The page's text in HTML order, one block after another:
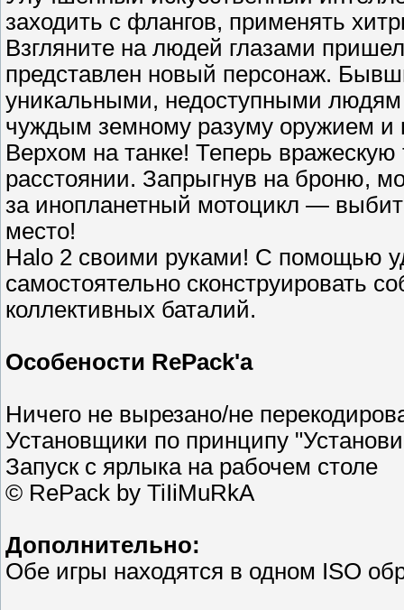
заходить с флангов, применять
Взгляните на людей глазами
представлен новый персонаж.
уникальными, недоступными людям
чуждым земному разуму оружием и
Верхом на танке! Теперь вражескую
расстоянии. Запрыгнув на броню,
за инопланетный мотоцикл —
место!
Halo 2 своими руками! С помощью
самостоятельно сконструировать
коллективных баталий.
Особености RePack'a
Ничего не вырезано/не
Установщики по принципу
Запуск с ярлыка на рабочем столе
© RePack by TiIiMuRkA
Дополнительно:
Обе игры находятся в одном ISO